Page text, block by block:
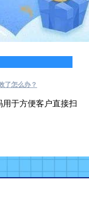
了怎么办？
于方便客户直接扫